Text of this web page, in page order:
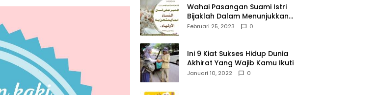
Wahai Pasangan Suami Istri
Bijaklah Dalam Menunjukkan
Kebahagiaanmu Di Publik
Februari 25, 2023 0
Ini 9 Kiat Sukses Hidup Dunia
Akhirat Yang Wajib Kamu Ikuti
Januari 10, 2022 0